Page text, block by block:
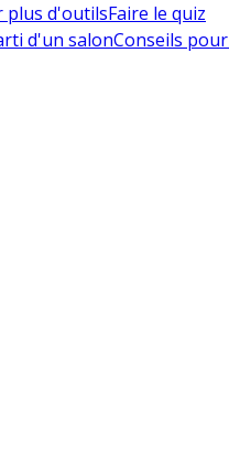
plus d'outilsFaire le quiz
d'un salonConseils